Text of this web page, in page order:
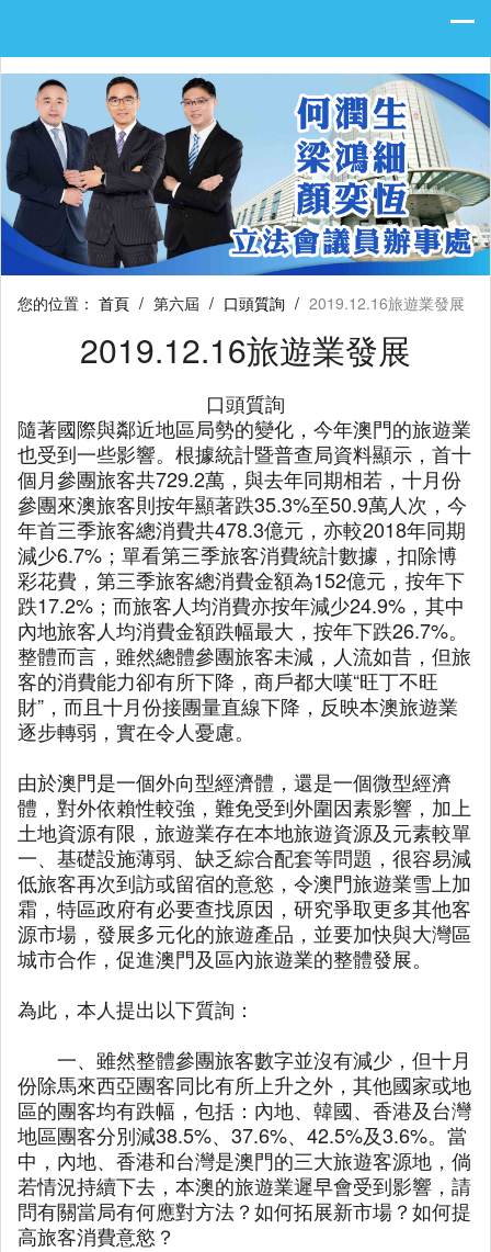
您的位置： 首頁 / 第六屆 / 口頭質詢 / 2019.12.16旅遊業發展
2019.12.16旅遊業發展
口頭質詢
隨著國際與鄰近地區局勢的變化，今年澳門的旅遊業
也受到一些影響。根據統計暨普查局資料顯示，首十
個月參團旅客共729.2萬，與去年同期相若，十月份
參團來澳旅客則按年顯著跌35.3%至50.9萬人次，今
年首三季旅客總消費共478.3億元，亦較2018年同期
減少6.7%；單看第三季旅客消費統計數據，扣除博
彩花費，第三季旅客總消費金額為152億元，按年下
跌17.2%；而旅客人均消費亦按年減少24.9%，其中
內地旅客人均消費金額跌幅最大，按年下跌26.7%。
整體而言，雖然總體參團旅客未減，人流如昔，但旅
客的消費能力卻有所下降，商戶都大嘆“旺丁不旺
財”，而且十月份接團量直線下降，反映本澳旅遊業
逐步轉弱，實在令人憂慮。
由於澳門是一個外向型經濟體，還是一個微型經濟
體，對外依賴性較強，難免受到外圍因素影響，加上
土地資源有限，旅遊業存在本地旅遊資源及元素較單
一、基礎設施薄弱、缺乏綜合配套等問題，很容易減
低旅客再次到訪或留宿的意慾，令澳門旅遊業雪上加
霜，特區政府有必要查找原因，研究爭取更多其他客
源市場，發展多元化的旅遊產品，並要加快與大灣區
城市合作，促進澳門及區內旅遊業的整體發展。
為此，本人提出以下質詢：
一、雖然整體參團旅客數字並沒有減少，但十月
份除馬來西亞團客同比有所上升之外，其他國家或地
區的團客均有跌幅，包括：內地、韓國、香港及台灣
地區團客分別減38.5%、37.6%、42.5%及3.6%。當
中，內地、香港和台灣是澳門的三大旅遊客源地，倘
若情況持續下去，本澳的旅遊業遲早會受到影響，請
問有關當局有何應對方法？如何拓展新市場？如何提
高旅客消費意慾？